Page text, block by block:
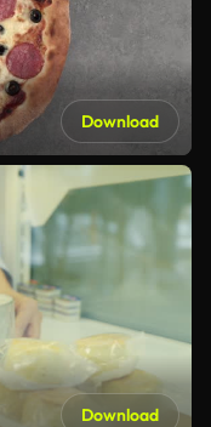
Download
Download